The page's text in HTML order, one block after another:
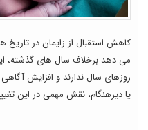
کاهش استقبال از زایمان در
می دهد برخلاف سال های گذشته،
روزهای سال ندارند و افزایش
یا دیرهنگام، نقش مهمی در این